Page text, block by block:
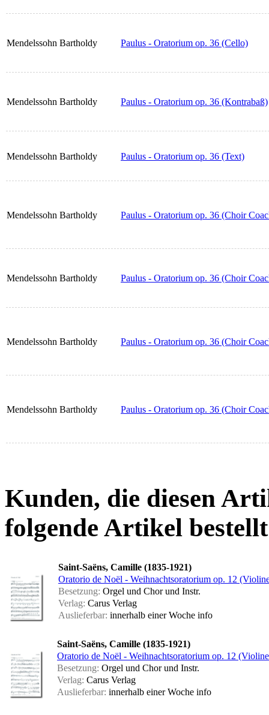
Mendelssohn Bartholdy Paulus - Oratorium op. 36 (Cello)
Mendelssohn Bartholdy Paulus - Oratorium op. 36 (Kontrabaß)
Mendelssohn Bartholdy Paulus - Oratorium op. 36 (Text)
Mendelssohn Bartholdy Paulus - Oratorium op. 36 (Choir
Mendelssohn Bartholdy Paulus - Oratorium op. 36 (Choir
Mendelssohn Bartholdy Paulus - Oratorium op. 36 (Choir
Mendelssohn Bartholdy Paulus - Oratorium op. 36 (Choir
Kunden, die diesen
folgende Artikel
Saint-Saëns, Camille (1835-1921)
Oratorio de Noël - Weihnachtsoratorium op. 12
Besetzung: Orgel und Chor und Instr.
Verlag: Carus Verlag
Auslieferbar: innerhalb einer Woche info
Saint-Saëns, Camille (1835-1921)
Oratorio de Noël - Weihnachtsoratorium op. 12
Besetzung: Orgel und Chor und Instr.
Verlag: Carus Verlag
Auslieferbar: innerhalb einer Woche info